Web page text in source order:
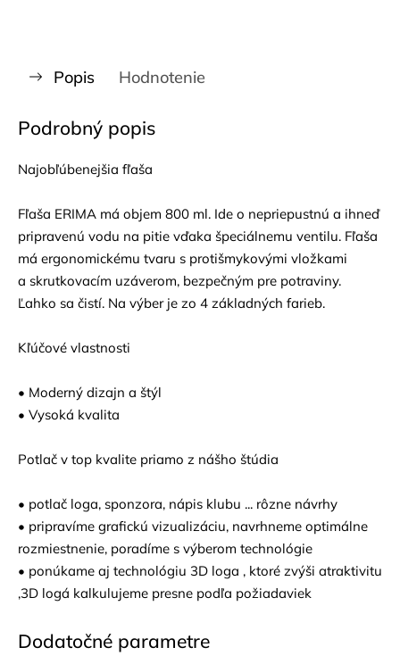
Popis Hodnotenie
Podrobný popis
Najobľúbenejšia fľaša
Fľaša ERIMA má objem 800 ml. Ide o nepriepustnú a ihneď
pripravenú vodu na pitie vďaka špeciálnemu ventilu. Fľaša
má ergonomickému tvaru s protišmykovými vložkami
a skrutkovacím uzáverom, bezpečným pre potraviny.
Ľahko sa čistí. Na výber je zo 4 základných farieb.
Kľúčové vlastnosti
• Moderný dizajn a štýl
• Vysoká kvalita
Potlač v top kvalite priamo z nášho štúdia
• potlač loga, sponzora, nápis klubu ... rôzne návrhy
• pripravíme grafickú vizualizáciu, navrhneme optimálne
rozmiestnenie, poradíme s výberom technológie
• ponúkame aj technológiu 3D loga , ktoré zvýši atraktivitu
,3D logá kalkulujeme presne podľa požiadaviek
Dodatočné parametre